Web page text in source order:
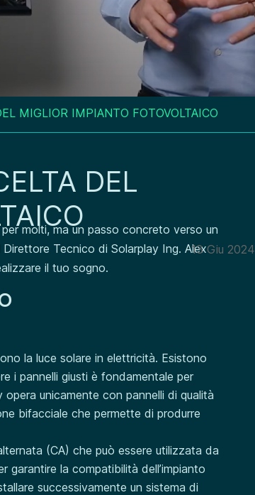
MIGLIOR IMPIANTO FOTOVOLTAICO
DEL
13 Giu 2024
molti, ma un passo concreto verso un
Tecnico di Solarplay Ing. Alex
il tuo sogno.
la luce solare in elettricità. Esistono
i pannelli giusti è fondamentale per
opera unicamente con pannelli di qualità
bifacciale che permette di produrre
(CA) che può essere utilizzata da
garantire la compatibilità dell’impianto
successivamente un sistema di